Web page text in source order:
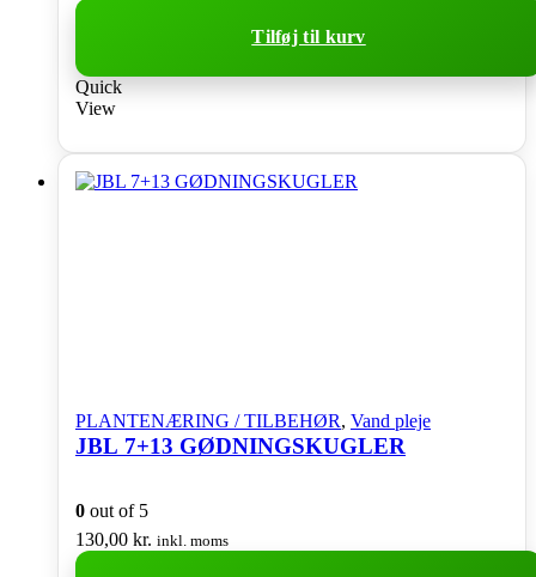
Tilføj til kurv
Quick
View
PLANTENÆRING / TILBEHØR, Vand pleje
JBL 7+13 GØDNINGSKUGLER
0 out of 5
130,00 kr. inkl. moms